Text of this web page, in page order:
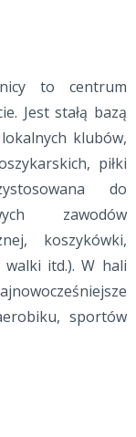
to centrum
Jest stałą bazą
klubów,
piłki
do
zawodów
koszykówki,
itd.). W hali
sportów